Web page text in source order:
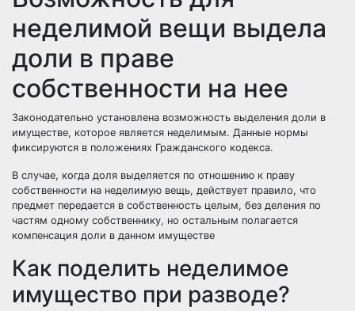
неделимой вещи выдела
доли в праве
собственности на нее
Законодательно установлена возможность выделения доли в
имуществе, которое является неделимым. Данные нормы
фиксируются в положениях Гражданского кодекса.
В случае, когда доля выделяется по отношению к праву
собственности на неделимую вещь, действует правило, что
предмет передается в собственность целым, без деления по
частям одному собственнику, но остальным полагается
компенсация доли в данном имуществе
Как поделить неделимое
имущество при разводе?